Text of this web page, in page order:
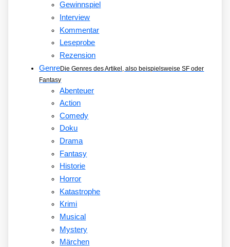
Gewinnspiel
Interview
Kommentar
Leseprobe
Rezension
GenreDie Genres des Artikel, also beispielsweise SF oder
Fantasy
Abenteuer
Action
Comedy
Doku
Drama
Fantasy
Historie
Horror
Katastrophe
Krimi
Musical
Mystery
Märchen